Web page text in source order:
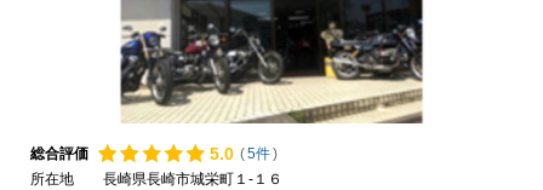
総合評価 5.0 (5件)
所在地
長崎県長崎市城栄町１-１６